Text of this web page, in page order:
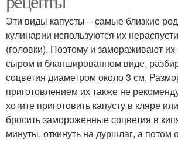
Эти виды капусты – самые близкие
кулинарии используются их
(головки). Поэтому и замораживают их
сыром и бланшированном виде,
соцветия диаметром около 3 см.
приготовлением их также не
хотите приготовить капусту в кляре
бросить замороженные соцветия в
минуты, откинуть на дуршлаг, а потом